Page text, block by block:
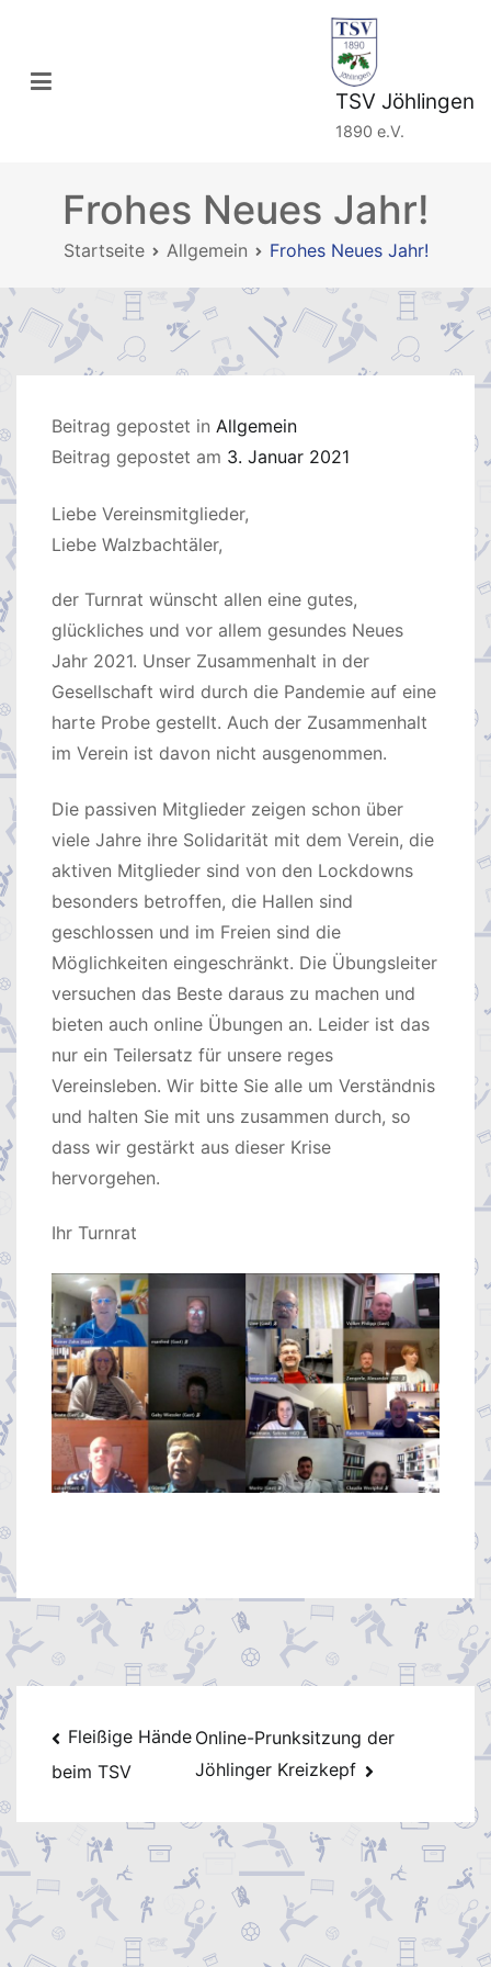
springen
TSV Jöhlingen
1890 e.V.
Frohes Neues Jahr!
Startseite Allgemein Frohes Neues Jahr!
Beitrag gepostet in Allgemein
Beitrag gepostet am 3. Januar 2021
Liebe Vereinsmitglieder,
Liebe Walzbachtäler,
der Turnrat wünscht allen eine gutes,
glückliches und vor allem gesundes Neues
Jahr 2021. Unser Zusammenhalt in der
Gesellschaft wird durch die Pandemie auf eine
harte Probe gestellt. Auch der Zusammenhalt
im Verein ist davon nicht ausgenommen.
Die passiven Mitglieder zeigen schon über
viele Jahre ihre Solidarität mit dem Verein, die
aktiven Mitglieder sind von den Lockdowns
besonders betroffen, die Hallen sind
geschlossen und im Freien sind die
Möglichkeiten eingeschränkt. Die Übungsleiter
versuchen das Beste daraus zu machen und
bieten auch online Übungen an. Leider ist das
nur ein Teilersatz für unsere reges
Vereinsleben. Wir bitte Sie alle um Verständnis
und halten Sie mit uns zusammen durch, so
dass wir gestärkt aus dieser Krise
hervorgehen.
Ihr Turnrat
Beitragsnavigation
Fleißige Hände
beim TSV
Online-Prunksitzung der
Jöhlinger Kreizkepf